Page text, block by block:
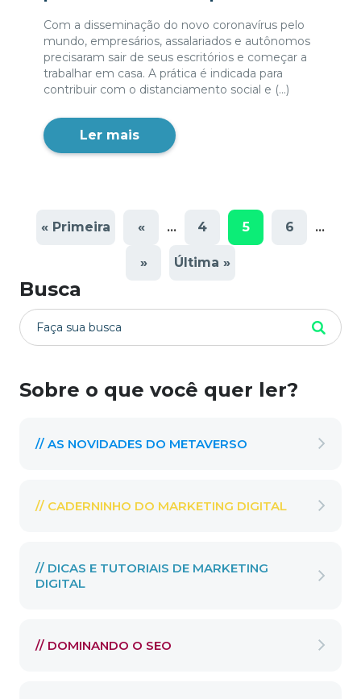
Com a disseminação do novo coronavírus pelo
mundo, empresários, assalariados e autônomos
precisaram sair de seus escritórios e começar a
trabalhar em casa. A prática é indicada para
contribuir com o distanciamento social e (...)
Ler mais
« Primeira « ... 4 5 6 ...
» Última »
Busca
Sobre o que você quer ler?
// AS NOVIDADES DO METAVERSO
// CADERNINHO DO MARKETING DIGITAL
// DICAS E TUTORIAIS DE MARKETING
DIGITAL
// DOMINANDO O SEO